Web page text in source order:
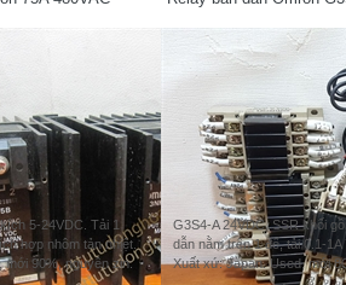
5-24VDC. Tải 1
hợp nhôm tản nhiệt.
mới 90%, nguyên zin.
G3S4-A 24VDC. SSR khối
dẫn nằm trên 1 đế, tải 0.1-1A
Xuất xứ: Japan. Used, mới